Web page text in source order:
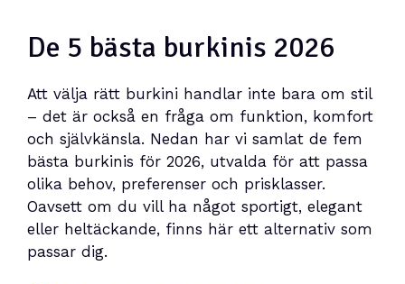
De 5 bästa burkinis 2026
Att välja rätt burkini handlar inte bara om stil
– det är också en fråga om funktion, komfort
och självkänsla. Nedan har vi samlat de fem
bästa burkinis för 2026, utvalda för att passa
olika behov, preferenser och prisklasser.
Oavsett om du vill ha något sportigt, elegant
eller heltäckande, finns här ett alternativ som
passar dig.